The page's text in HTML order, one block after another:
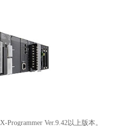
Programmer Ver.9.42以上版本。